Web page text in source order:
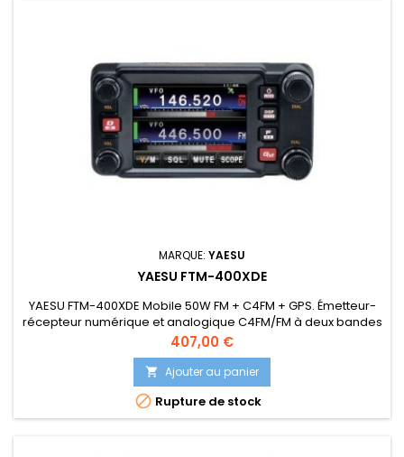
MARQUE: YAESU
YAESU FTM-400XDE
YAESU FTM-400XDE Mobile 50W FM + C4FM + GPS. Émetteur-
récepteur numérique et analogique C4FM/FM à deux bandes
VHF/UHF pour véhicule avec GPS haute vitesse à 66 canaux.
Double écoute simultanée même sur la même bande, 50 W
en VHF et UHF, récepteur large bande qui inclut également le
mode AM dans la bande AIR.(RTTY, PSK31) et Packet
1200/9600 bauds. Le...
Prix
407,00 €
 Ajouter au panier
 Rupture de stock